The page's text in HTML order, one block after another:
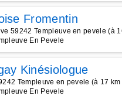
Fromentin
59242 Templeuve en pevele (à
En Pevele
Kinésiologue
Templeuve en pevele (à 17
En Pevele